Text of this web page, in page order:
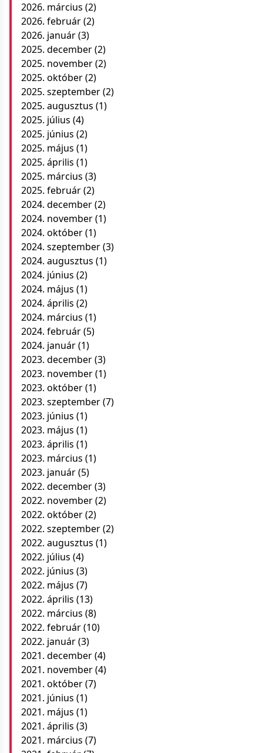
2026. március (2)
2026. február(2)
2026. január(3)
2025. december(2)
2025. november(2)
2025. október(2)
2025. szeptember(2)
2025. augusztus (1)
2025. július (4)
2025. június (2)
2025. május (1)
2025. április (1)
2025. március (3)
2025. február(2)
2024. december(2)
2024. november(1)
2024. október(1)
2024. szeptember(3)
2024. augusztus (1)
2024. június (2)
2024. május (1)
2024. április (2)
2024. március (1)
2024. február(5)
2024. január(1)
2023. december(3)
2023. november(1)
2023. október(1)
2023. szeptember(7)
2023. június (1)
2023. május (1)
2023. április (1)
2023. március (1)
2023. január(5)
2022. december(3)
2022. november(2)
2022. október(2)
2022. szeptember(2)
2022. augusztus (1)
2022. július (4)
2022. június (3)
2022. május (7)
2022. április (13)
2022. március (8)
2022. február(10)
2022. január(3)
2021. december(4)
2021. november(4)
2021. október(7)
2021. június (1)
2021. május (1)
2021. április (3)
2021. március (7)